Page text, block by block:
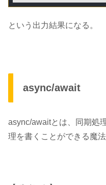
という出力結果になる。
async/await
async/awaitとは、
同期処
理を書くことができる魔法